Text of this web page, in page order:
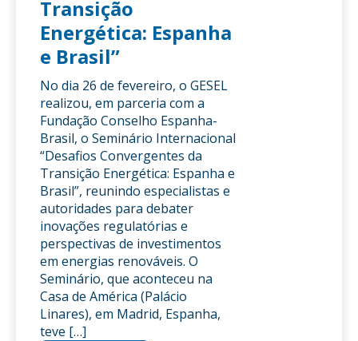
Transição
Energética: Espanha
e Brasil”
No dia 26 de fevereiro, o GESEL
realizou, em parceria com a
Fundação Conselho Espanha-
Brasil, o Seminário Internacional
“Desafios Convergentes da
Transição Energética: Espanha e
Brasil”, reunindo especialistas e
autoridades para debater
inovações regulatórias e
perspectivas de investimentos
em energias renováveis. O
Seminário, que aconteceu na
Casa de América (Palácio
Linares), em Madrid, Espanha,
teve […]